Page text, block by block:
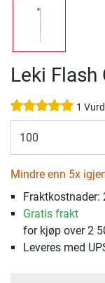
Leki Flash
1
100
Mindre enn 5x
Fraktkostnader:
Gratis frakt
for kjøp over 2
Leveres med